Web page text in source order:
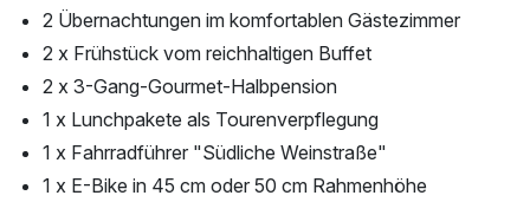
2 Übernachtungen im komfortablen Gästezimmer
2 x Frühstück vom reichhaltigen Buffet
2 x 3-Gang-Gourmet-Halbpension
1 x Lunchpakete als Tourenverpflegung
1 x Fahrradführer "Südliche Weinstraße"
1 x E-Bike in 45 cm oder 50 cm Rahmenhöhe